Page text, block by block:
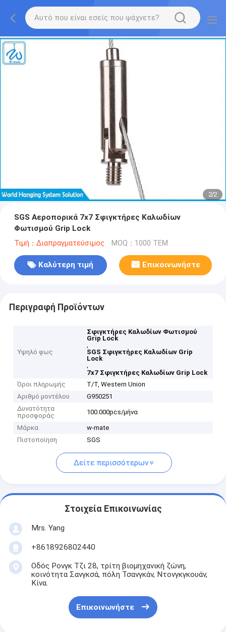
2/2
SGS Αεροπορικά 7x7 Σφιγκτήρες Καλωδίων
Φωτισμού Grip Lock
Τιμή：Διαπραγματεύσιμος MOQ：1000 ΤΕΜ
Καλύτερη τιμή Επικοινωνήστε
Περιγραφή Προϊόντων
Υψηλό φως
Σφιγκτήρες Καλωδίων Φωτισμού
Grip Lock
,
SGS Σφιγκτήρες Καλωδίων Grip
Lock
,
7x7 Σφιγκτήρες Καλωδίων Grip Lock
Όροι πληρωμής
T/T, Western Union
Αριθμό μοντέλου
G950251
Δυνατότητα
προσφοράς
100.000pcs/μήνα
Μάρκα
w-mate
Πιστοποίηση
SGS
Δείτε περισσότερων
Στοιχεία Επικοινωνίας
Mrs. Yang
+8618926802440
Οδός Ρονγκ Τζι 28, τρίτη βιομηχανική ζώνη,
κοινότητα Σανγκσά, πόλη Τσανγκάν, Ντονγκγκουάν,
Κίνα.
Επικοινωνήστε